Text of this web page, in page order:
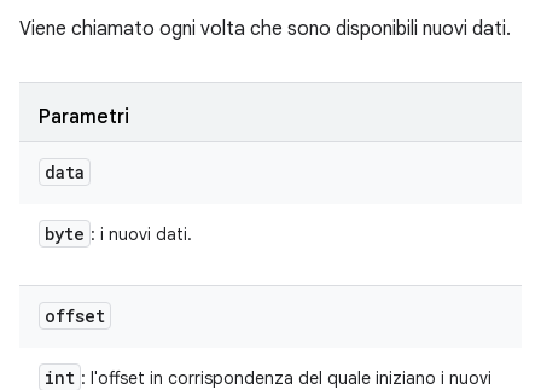
Viene chiamato ogni volta che sono disponibili nuovi dati.
Parametri
data
byte : i nuovi dati.
offset
int : l'offset in corrispondenza del quale iniziano i nuovi